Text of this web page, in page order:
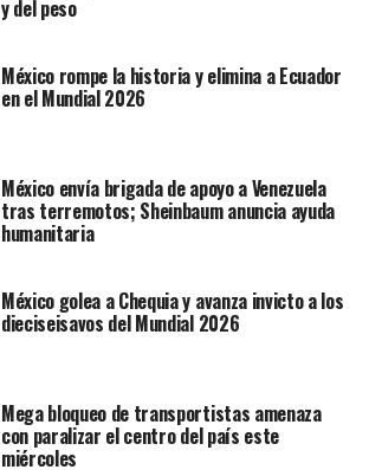
y del peso
México rompe la historia y elimina a Ecuador
en el Mundial 2026
México envía brigada de apoyo a Venezuela
tras terremotos; Sheinbaum anuncia ayuda
humanitaria
México golea a Chequia y avanza invicto a los
dieciseisavos del Mundial 2026
Mega bloqueo de transportistas amenaza
con paralizar el centro del país este
miércoles